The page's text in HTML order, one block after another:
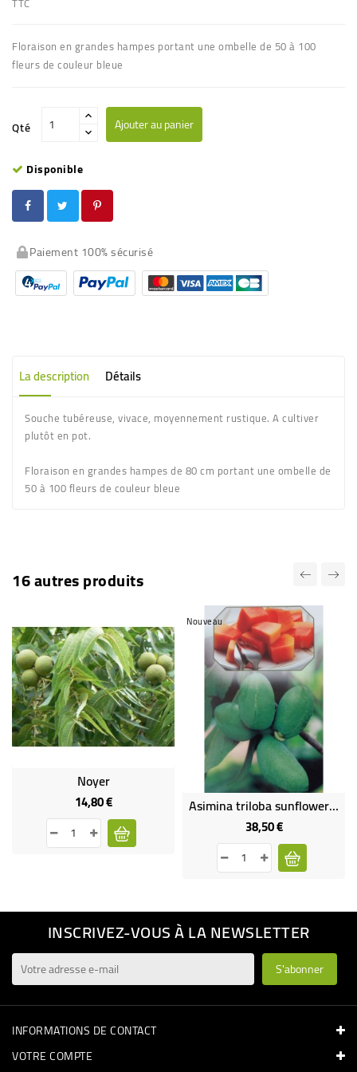
Floraison en grandes hampes portant une ombelle de 50 à 100
fleurs de couleur bleue
Qté Ajouter au panier
Disponible
Paiement 100% sécurisé
La description Détails
Souche tubéreuse, vivace, moyennement rustique. A cultiver
plutôt en pot.
Floraison en grandes hampes de 80 cm portant une ombelle de
50 à 100 fleurs de couleur bleue
16 autres produits
Noyer
14,80 €Prix
Nouveau
Asimina triloba sunflower gros sujet
38,50 €Prix
INSCRIVEZ-VOUS À LA NEWSLETTER
INFORMATIONS DE CONTACT
VOTRE COMPTE